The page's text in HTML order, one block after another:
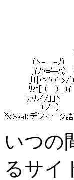
いつの
るサイ